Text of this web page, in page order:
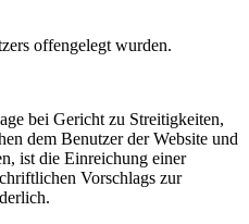
offengelegt wurden.
bei Gericht zu Streitigkeiten,
dem Benutzer der Website und
ist die Einreichung einer
Vorschlags zur